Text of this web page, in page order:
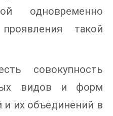
одновременно
такой
совокупность
видов и форм
их объединений в